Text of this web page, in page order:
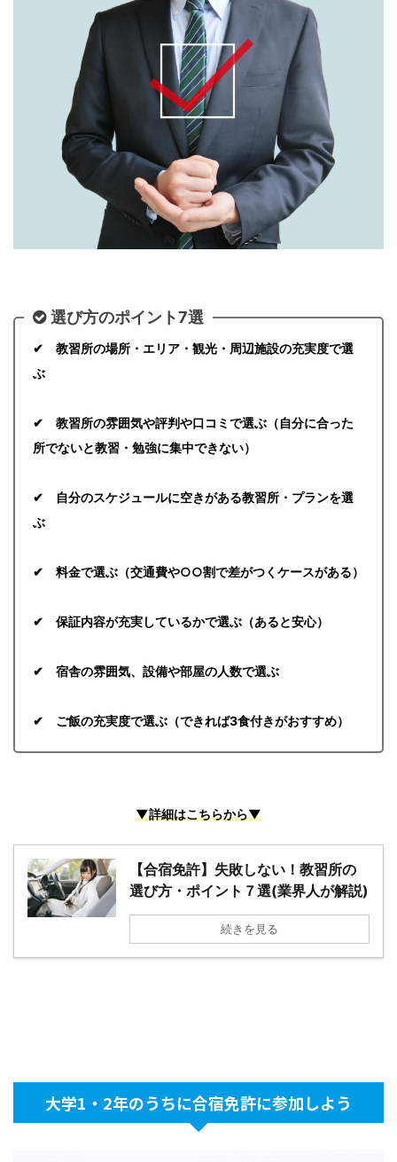
選び方のポイント7選
✔ 教習所の場所・エリア・観光・周辺施設の充実度で選
ぶ
✔ 教習所の雰囲気や評判や口コミで選ぶ（自分に合った
所でないと教習・勉強に集中できない）
✔ 自分のスケジュールに空きがある教習所・プランを選
ぶ
✔ 料金で選ぶ（交通費や○○割で差がつくケースがある）
✔ 保証内容が充実しているかで選ぶ（あると安心）
✔ 宿舎の雰囲気、設備や部屋の人数で選ぶ
✔ ご飯の充実度で選ぶ（できれば3食付きがおすすめ）
▼詳細はこちらから▼
【合宿免許】失敗しない！教習所の
選び方・ポイント７選(業界人が解説)
続きを見る
大学1・2年のうちに合宿免許に参加しよう